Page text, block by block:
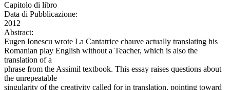
Capitolo di libro
Data di Pubblicazione:
2012
Abstract:
Eugen Ionescu wrote La Cantatrice chauve actually translating his
Romanian play English without a Teacher, which is also the
translation of a
phrase from the Assimil textbook. This essay raises questions about
the unrepeatable
singularity of the creativity called for in translation, pointing toward